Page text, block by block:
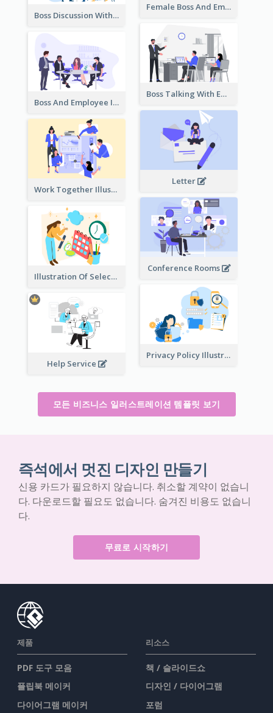
Female Boss And Employee Illustration
Boss Discussion With Employee Illustration
Boss Talking With Employee Illustration
Boss And Employee Illustration
Letter
Work Together Illustration
Conference Rooms
Illustration Of Select Date & Time
Privacy Policy Illustration
Help Service
모든 비즈니스 일러스트레이션 템플릿 보기
즉석에서 멋진 디자인 만들기
신용 카드가 필요하지 않습니다. 취소할 계약이 없습니
다. 다운로드할 필요도 없습니다. 숨겨진 비용도 없습니
다.
무료로 시작하기
제품
PDF 도구 모음
플립북 메이커
다이어그램 메이커
리소스
책 / 슬라이드쇼
디자인 / 다이어그램
포럼